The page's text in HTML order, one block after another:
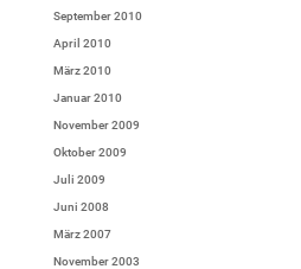
September 2010
April 2010
März 2010
Januar 2010
November 2009
Oktober 2009
Juli 2009
Juni 2008
März 2007
November 2003